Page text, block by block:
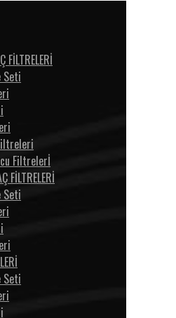
FİLTRELERİ
Seti
Filtrelerİ
FİLTRELERİ
Seti
Seti